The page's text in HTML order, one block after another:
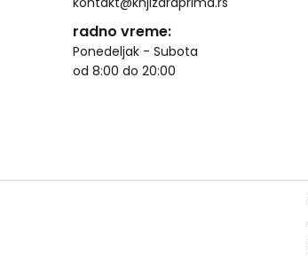
radno vreme:
Ponedeljak - Subota
od 8:00 do 20:00